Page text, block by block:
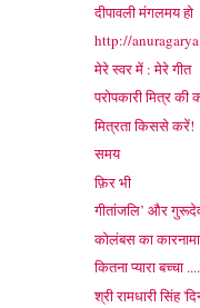
दीपावली मंगलमय हो
http://
मेरे स्वर में : मेरे गीत
परोपकारी मित्र
मित्रता किससे करें!
समय
फ़िर भी
गीतांजलि’ और
कोलंबस का
कितना प्यारा बच्चा ....
श्री रामधारी सिंह